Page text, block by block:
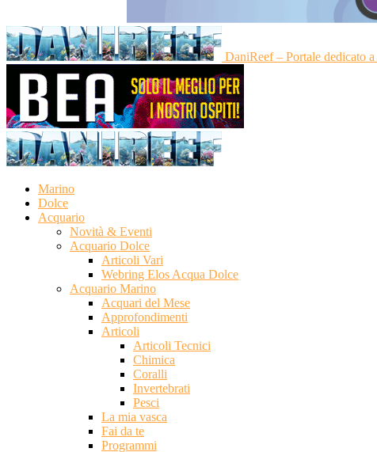
DaniReef – Portale dedicato
Marino
Dolce
Acquario
Novità & Eventi
Acquario Dolce
Articoli Vari
Webring Elos Acqua Dolce
Acquario Marino
Acquari del Mese
Approfondimenti
Articoli
Articoli Tecnici
Chimica
Coralli
Invertebrati
Pesci
La mia vasca
Fai da te
Programmi